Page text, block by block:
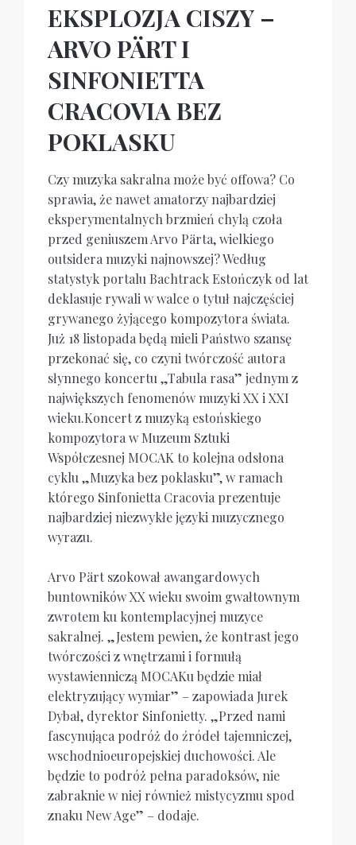
EKSPLOZJA CISZY –
ARVO PÄRT I
SINFONIETTA
CRACOVIA BEZ
POKLASKU
Czy muzyka sakralna może być offowa? Co
sprawia, że nawet amatorzy najbardziej
eksperymentalnych brzmień chylą czoła
przed geniuszem Arvo Pärta, wielkiego
outsidera muzyki najnowszej? Według
statystyk portalu Bachtrack Estończyk od lat
deklasuje rywali w walce o tytuł najczęściej
grywanego żyjącego kompozytora świata.
Już 18 listopada będą mieli Państwo szansę
przekonać się, co czyni twórczość autora
słynnego koncertu „Tabula rasa” jednym z
największych fenomenów muzyki XX i XXI
wieku.Koncert z muzyką estońskiego
kompozytora w Muzeum Sztuki
Współczesnej MOCAK to kolejna odsłona
cyklu „Muzyka bez poklasku”, w ramach
którego Sinfonietta Cracovia prezentuje
najbardziej niezwykłe języki muzycznego
wyrazu.
Arvo Pärt szokował awangardowych
buntowników XX wieku swoim gwałtownym
zwrotem ku kontemplacyjnej muzyce
sakralnej. „Jestem pewien, że kontrast jego
twórczości z wnętrzami i formułą
wystawienniczą MOCAKu będzie miał
elektryzujący wymiar” – zapowiada Jurek
Dybał, dyrektor Sinfonietty. „Przed nami
fascynująca podróż do źródeł tajemniczej,
wschodnioeuropejskiej duchowości. Ale
będzie to podróż pełna paradoksów, nie
zabraknie w niej również mistycyzmu spod
znaku New Age” – dodaje.